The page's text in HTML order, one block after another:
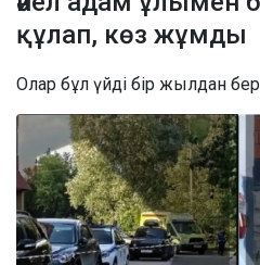
құлап, көз жұмды
Олар бұл үйді бір жылдан